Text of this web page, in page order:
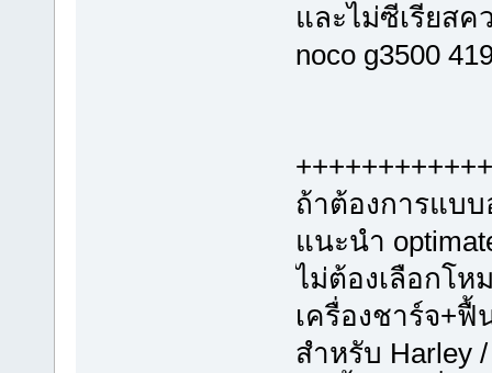
และไม่ซีเรียส
noco g3500
ถ้าต้องการแบบ
แนะนำ
ไม่ต้องเลือกโ
เครื่องชาร์จ+
สำหรับ Harley